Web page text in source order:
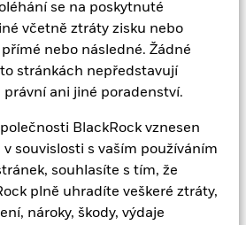
se na poskytnuté
včetně ztráty zisku nebo
nebo následné. Žádné
stránkách nepředstavují
právní ani jiné poradenství.
BlackRock vznesen
souvislosti s vaším používáním
souhlasíte s tím, že
plně uhradíte veškeré ztráty,
nároky, škody, výdaje
s tím, že je vaší
bezpečí a důvěrnosti všechna
oprávněným zaměstnancům
aby se tato hesla stala veřejně
(hesla) dozví někdo jiný než
musíte toto heslo
pomocí funkce, která je k
na webových stránkách.
odkazy na těchto webových